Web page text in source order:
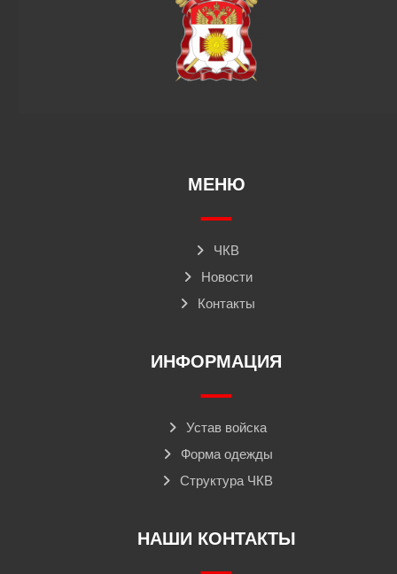
МЕНЮ
ЧКВ
Новости
Контакты
ИНФОРМАЦИЯ
Устав войска
Форма одежды
Структура ЧКВ
НАШИ КОНТАКТЫ